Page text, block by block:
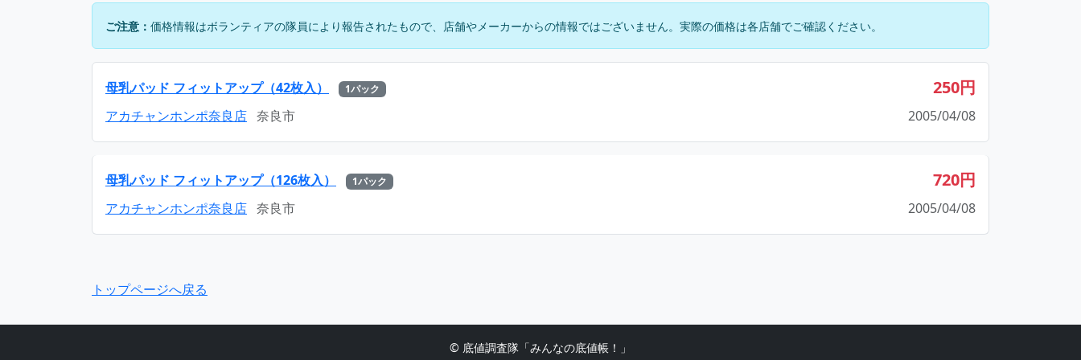
ご注意： 価格情報はボランティアの隊員により報告されたもので、店舗やメーカーからの情報ではございません。実際の価格は各店舗でご確認ください。
母乳パッド フィットアップ（42枚入） 1パック 250円
アカチャンホンポ奈良店 奈良市 2005/04/08
母乳パッド フィットアップ（126枚入） 1パック 720円
アカチャンホンポ奈良店 奈良市 2005/04/08
トップページへ戻る
© 底値調査隊「みんなの底値帳！」